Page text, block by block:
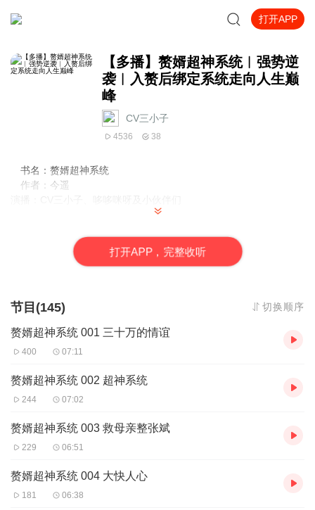
打开APP
【多播】赘婿超神系统︱强势逆
袭︱入赘后绑定系统走向人生巅
峰
CV三小子
4536 38
书名： 赘婿超神系统
作者： 今遥
带着系统走上了无限装逼打脸之路。...
打开APP，完整收听
节目(145) 切换顺序
赘婿超神系统 001 三十万的情谊
400 07:11
赘婿超神系统 002 超神系统
244 07:02
赘婿超神系统 003 救母亲整张斌
229 06:51
赘婿超神系统 004 大快人心
181 06:38